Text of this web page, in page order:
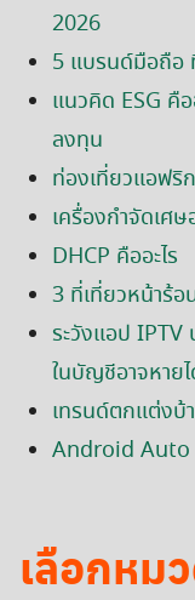
2026
5 แบรนด์มือถือ
แนวคิด ESG คื
ลงทุน
ท่องเที่ยวแอฟริ
เครื่องกำจัดเศษ
DHCP คืออะไร
3 ที่เที่ยวหน้าร้
ระวังแอป
ในบัญชีอาจหาย
เทรนด์ตกแต่งบ้
Android Auto
เลือกหม